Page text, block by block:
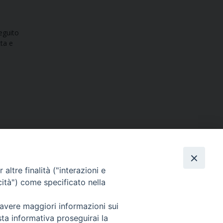
e
SEGUICI SU
Facebook
Instagram
X YouTube
altre finalità ("interazioni e
come specificato nella
maggiori informazioni sui
informativa proseguirai la